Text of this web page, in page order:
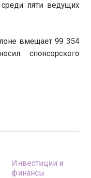
пяти ведущих
вмещает 99 354
спонсорского
Инвестиции и
финансы